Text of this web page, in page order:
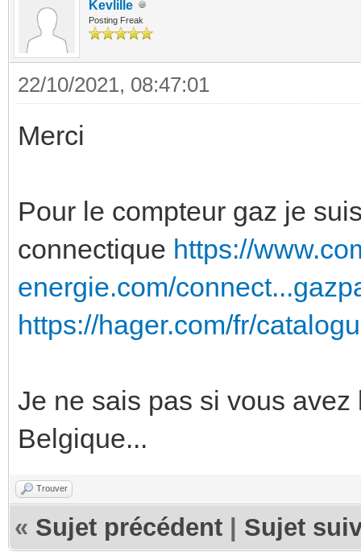
Kevlille
Posting Freak
22/10/2021, 08:47:01
Merci
Pour le compteur gaz je
connectique https://
energie.com/
https://hager.com/fr/
Je ne sais pas si vous
Belgique...
Trouver
« Sujet précédent Sujet